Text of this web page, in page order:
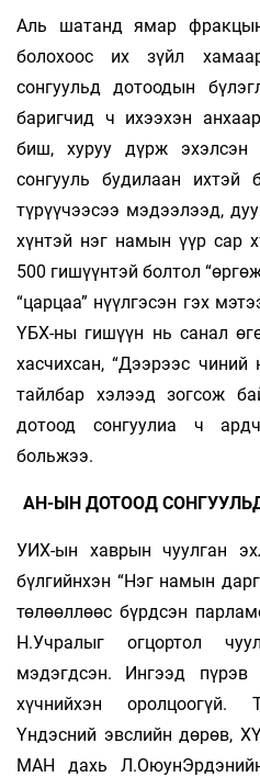
Аль шатанд ямар
болохоос их зүйл
сонгуульд дотоодын
баригчид ч ихээхэн
биш, хуруу дүрж эхэлсэн
сонгууль будилаан ихтэй
түрүүчээсээ мэдээлээд,
хүнтэй нэг намын үүр сар
500 гишүүнтэй болтол
“царцаа” нүүлгэсэн гэх
ҮБХ-ны гишүүн нь санал
хасчихсан, “Дээрээс чиний
тайлбар хэлээд зогсож
дотоод сонгуулиа ч
больжээ.
АН-ЫН ДОТООД
УИХ-ын хаврын чуулган
бүлгийнхэн “Нэг намын
төлөөллөөс бүрдсэн
Н.Учралыг огцортол
мэдэгдсэн. Ингээд пүрэв
хүчнийхэн оролцоогүй.
Үндэсний эвслийн дөрөв,
МАН дахь